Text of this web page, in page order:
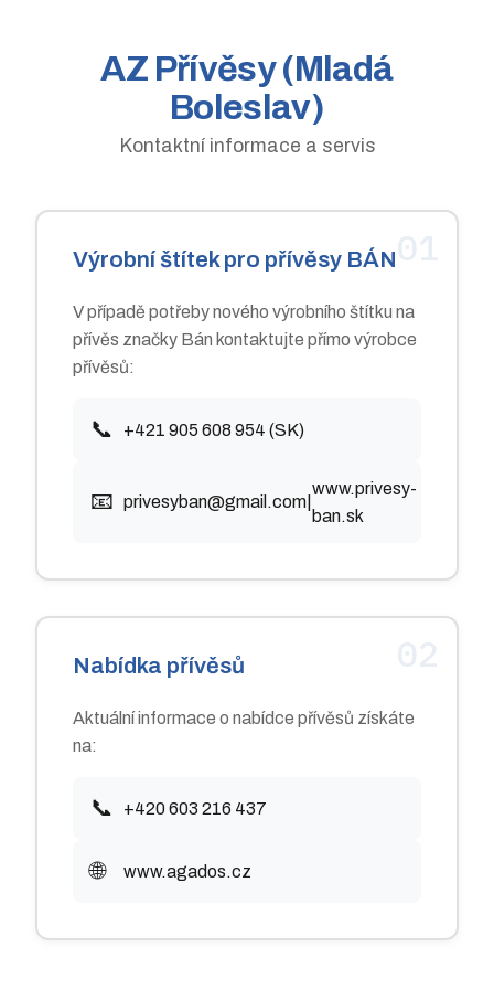
AZ Přívěsy (Mladá
Boleslav)
Kontaktní informace a servis
Výrobní štítek pro přívěsy BÁN
V případě potřeby nového výrobního štítku na
přívěs značky Bán kontaktujte přímo výrobce
přívěsů:
📞 +421 905 608 954 (SK)
📧 privesyban@gmail.com
www.privesy-
ban.sk
Nabídka přívěsů
Aktuální informace o nabídce přívěsů získáte
na:
📞 +420 603 216 437
🌐 www.agados.cz